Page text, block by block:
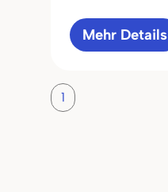
Mehr Details
1